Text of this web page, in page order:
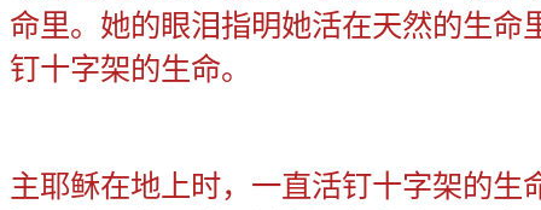
命里。她的眼泪指明她活在天然的生命
钉十字架的生命。
主耶稣在地上时，一直活钉十字架的生